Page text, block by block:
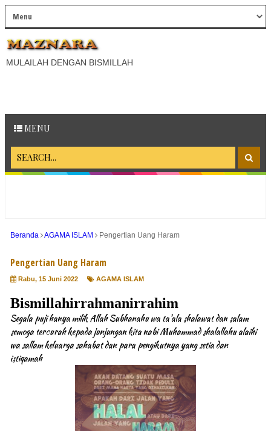
MULAILAH DENGAN BISMILLAH
MENU
Beranda AGAMA ISLAM Pengertian Uang Haram
Pengertian Uang Haram
Rabu, 15 Juni 2022 AGAMA ISLAM
Bismillahirrahmanirrahim
Segala puji hanya milik Allah Subhanahu wa ta'ala shalawat dan salam
semoga tercurah kepada junjungan kita nabi Muhammad shalallahu alaihi
wa sallam keluarga sahabat dan para pengikutnya yang setia dan
istiqamah